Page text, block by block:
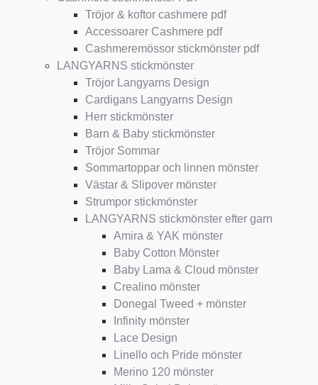
Tröjor & koftor cashmere pdf
Accessoarer Cashmere pdf
Cashmeremössor stickmönster pdf
LANGYARNS stickmönster
Tröjor Langyarns Design
Cardigans Langyarns Design
Herr stickmönster
Barn & Baby stickmönster
Tröjor Sommar
Sommartoppar och linnen mönster
Västar & Slipover mönster
Strumpor stickmönster
LANGYARNS stickmönster efter garn
Amira & YAK mönster
Baby Cotton Mönster
Baby Lama & Cloud mönster
Crealino mönster
Donegal Tweed + mönster
Infinity mönster
Lace Design
Linello och Pride mönster
Merino 120 mönster